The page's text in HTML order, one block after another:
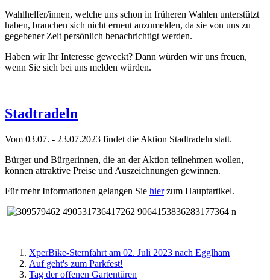
Wahlhelfer/innen, welche uns schon in früheren Wahlen unterstützt
haben, brauchen sich nicht erneut anzumelden, da sie von uns zu
gegebener Zeit persönlich benachrichtigt werden.
Haben wir Ihr Interesse geweckt? Dann würden wir uns freuen,
wenn Sie sich bei uns melden würden.
Stadtradeln
Vom 03.07. - 23.07.2023 findet die Aktion Stadtradeln statt.
Bürger und Bürgerinnen, die an der Aktion teilnehmen wollen,
können attraktive Preise und Auszeichnungen gewinnen.
Für mehr Informationen gelangen Sie hierzum Hauptartikel.
XperBike-Sternfahrt am 02. Juli 2023 nach Egglham
Auf geht's zum Parkfest!
Tag der offenen Gartentüren